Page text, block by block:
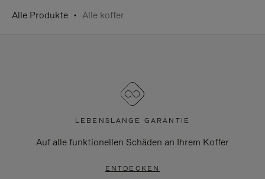
Alle Produkte Alle koffer
LEBENSLANGE GARANTIE
Auf alle funktionellen Schäden an Ihrem Koffer
ENTDECKEN